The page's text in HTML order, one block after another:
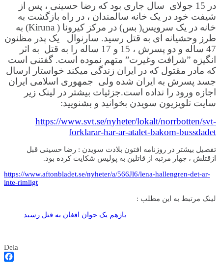
در 15 جولای سال جاری بود که رضا حسینی ، پس از
شیفت خود در یک خانه سالمندان ، در راه بازگشت به
خانه در یک سرویس( بس) در مرکز کیرونا ( Kiruna) به
طرز وحشیانه ای به قتل رسید. سارنوال یک پدر مظنون
47 ساله و دو پسرش ، 15 و 17 ساله را به قتل به اثر
انگیزه ”شرافت وغیرت” متهم نموده است. گفتنی است
که مادر مقتول که در ایران زندگی میکند خواستار ارسال
جسد پسرش به ایران شده ولی جمهوری اسلامی ایران
اجازه ورود را نداده است.جزئیات بیشتر در لینک زیر
سایت تلویزیون سویدن بخوانید و بشنویید:
https://www.svt.se/nyheter/lokalt/norrbotten/svt-
forklarar-har-ar-atalet-bakom-bussdadet
تفصیل بیشتر در روزنامه افتون بلادت سویدن : رضا حسینی قبل
ازقتلش ، چهار مرتبه از قاتلین به پولیس شکایت کرده بود.
https://www.aftonbladet.se/nyheter/a/566Jl6/lena-hallengren-det-ar-
inte-rimligt
لینک مرتبط به این مطلب :
بازهم یک جوان افغان به قتل رسید
Dela